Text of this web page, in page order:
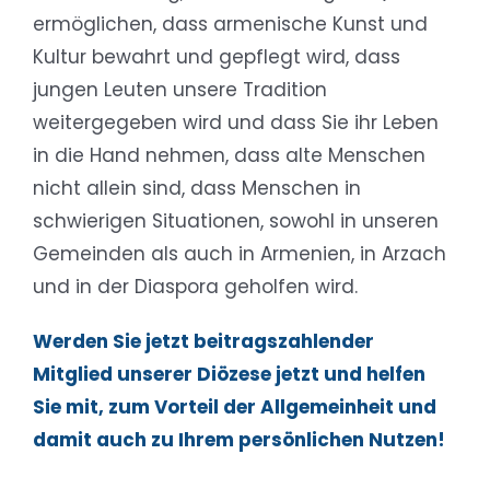
ermöglichen, dass armenische Kunst und
Kultur bewahrt und gepflegt wird, dass
jungen Leuten unsere Tradition
weitergegeben wird und dass Sie ihr Leben
in die Hand nehmen, dass alte Menschen
nicht allein sind, dass Menschen in
schwierigen Situationen, sowohl in unseren
Gemeinden als auch in Armenien, in Arzach
und in der Diaspora geholfen wird.
Werden Sie jetzt beitragszahlender
Mitglied unserer Diözese jetzt und helfen
Sie mit, zum Vorteil der Allgemeinheit und
damit auch zu Ihrem persönlichen Nutzen!